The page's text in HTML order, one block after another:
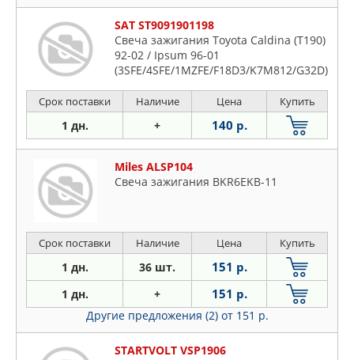
SAT ST9091901198
Свеча зажигания Toyota Caldina (T190)
92-02 / Ipsum 96-01
(3SFE/4SFE/1MZFE/F18D3/K7M812/G32D)
Срок поставки Наличие Цена Купить
1 дн. + 140 р.
Miles ALSP104
Свеча зажигания BKR6EKB-11
Срок поставки Наличие Цена Купить
1 дн. 36 шт. 151 р.
1 дн. + 151 р.
Другие предложения (2) от 151 р.
STARTVOLT VSP1906